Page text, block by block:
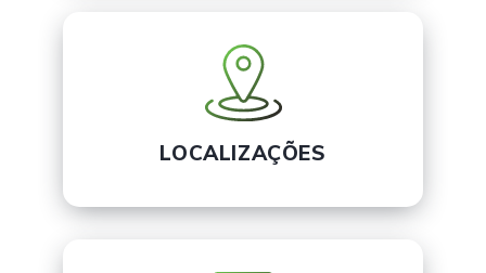
LOCALIZAÇÕES